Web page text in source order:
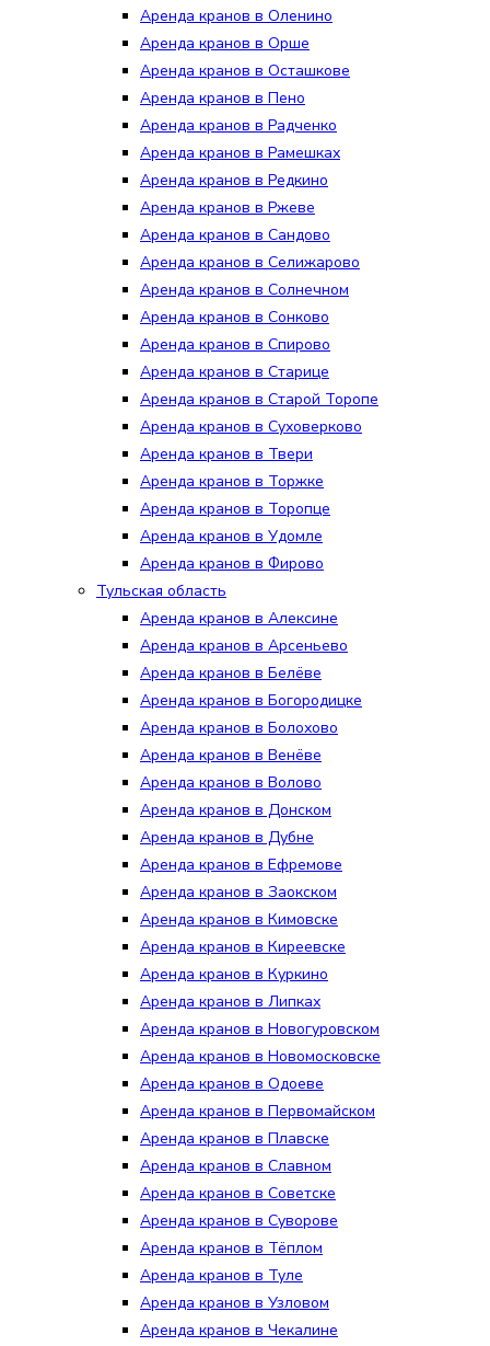
Аренда кранов в Оленино
Аренда кранов в Орше
Аренда кранов в Осташкове
Аренда кранов в Пено
Аренда кранов в Радченко
Аренда кранов в Рамешках
Аренда кранов в Редкино
Аренда кранов в Ржеве
Аренда кранов в Сандово
Аренда кранов в Селижарово
Аренда кранов в Солнечном
Аренда кранов в Сонково
Аренда кранов в Спирово
Аренда кранов в Старице
Аренда кранов в Старой Торопе
Аренда кранов в Суховерково
Аренда кранов в Твери
Аренда кранов в Торжке
Аренда кранов в Торопце
Аренда кранов в Удомле
Аренда кранов в Фирово
Тульская область
Аренда кранов в Алексине
Аренда кранов в Арсеньево
Аренда кранов в Белёве
Аренда кранов в Богородицке
Аренда кранов в Болохово
Аренда кранов в Венёве
Аренда кранов в Волово
Аренда кранов в Донском
Аренда кранов в Дубне
Аренда кранов в Ефремове
Аренда кранов в Заокском
Аренда кранов в Кимовске
Аренда кранов в Киреевске
Аренда кранов в Куркино
Аренда кранов в Липках
Аренда кранов в Новогуровском
Аренда кранов в Новомосковске
Аренда кранов в Одоеве
Аренда кранов в Первомайском
Аренда кранов в Плавске
Аренда кранов в Славном
Аренда кранов в Советске
Аренда кранов в Суворове
Аренда кранов в Тёплом
Аренда кранов в Туле
Аренда кранов в Узловом
Аренда кранов в Чекалине